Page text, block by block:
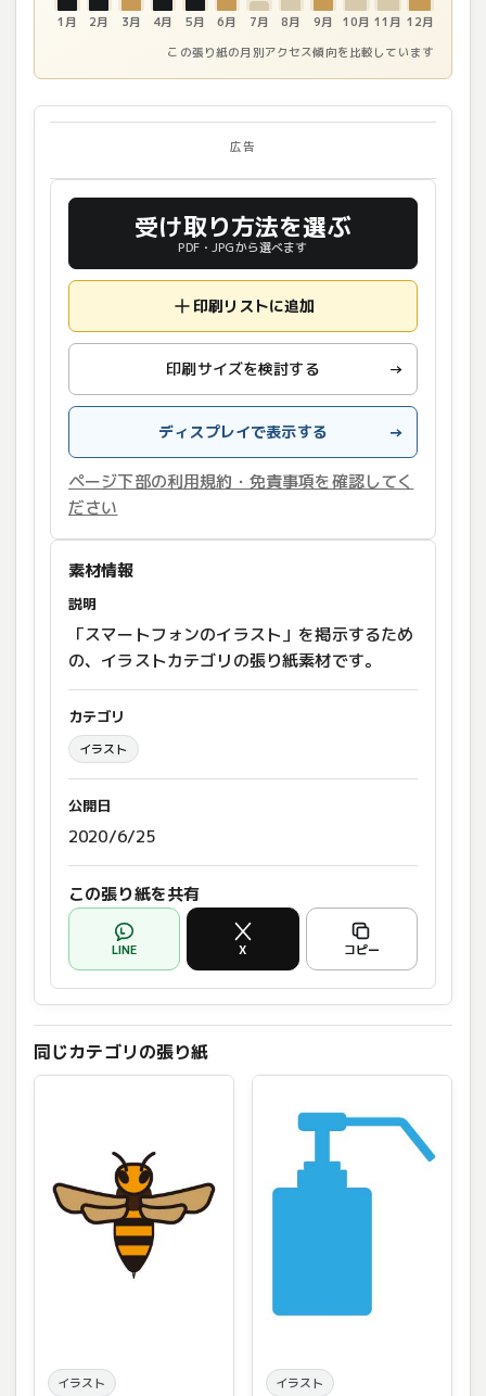
1月 2月 3月 4月 5月 6月 7月 8月 9月 10月 11月 12月
この張り紙の月別アクセス傾向を比較しています
広告
受け取り方法を選ぶ
PDF・JPGから選べます
印刷リストに追加
印刷サイズを検討する →
ディスプレイで表示する →
ページ下部の利用規約・免責事項を確認してく
ださい
素材情報
説明
「スマートフォンのイラスト」を掲示するため
の、イラストカテゴリの張り紙素材です。
カテゴリ
イラスト
公開日
2020/6/25
この張り紙を共有
LINE X コピー
同じカテゴリの張り紙
イラスト イラスト